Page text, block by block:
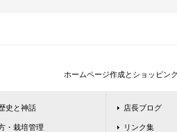
ホームページ作成とショッピン
史と神話
・栽培管理
店長ブログ
リンク集